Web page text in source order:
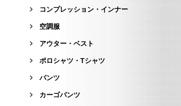
コンプレッション・インナー
空調服
アウター・ベスト
ポロシャツ・Tシャツ
パンツ
カーゴパンツ